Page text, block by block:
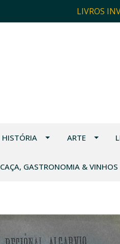
LIVROS
HISTÓRIA ARTE
CAÇA, GASTRONOMIA & VINHOS